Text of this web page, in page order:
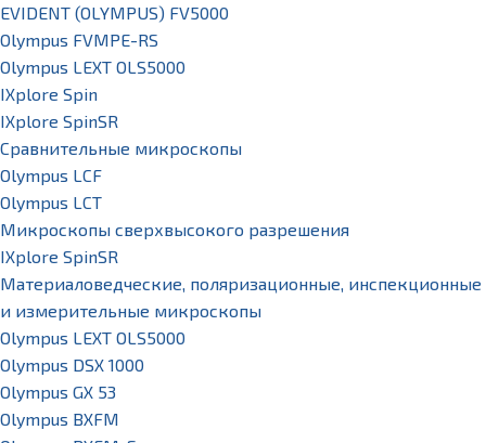
EVIDENT (OLYMPUS) FV5000
Olympus FVMPE-RS
Olympus LEXT OLS5000
IXplore Spin
IXplore SpinSR
Сравнительные микроскопы
Olympus LCF
Olympus LCT
Микроскопы сверхвысокого разрешения
IXplore SpinSR
Материаловедческие, поляризационные, инспекционные
и измерительные микроскопы
Olympus LEXT OLS5000
Olympus DSX 1000
Olympus GX 53
Olympus BXFM